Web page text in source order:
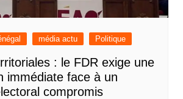
média actu Politique
: le FDR exige une
immédiate face à un
compromis